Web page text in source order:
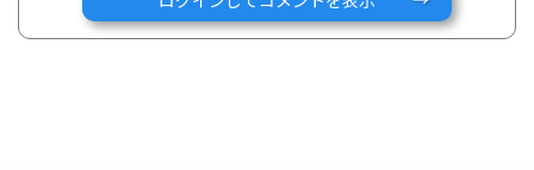
変わらない食事をしましたが、夜22時頃から、膝関節痛がい
つもの2倍以上増しました。膝や足の指、肘などが熱くこわ